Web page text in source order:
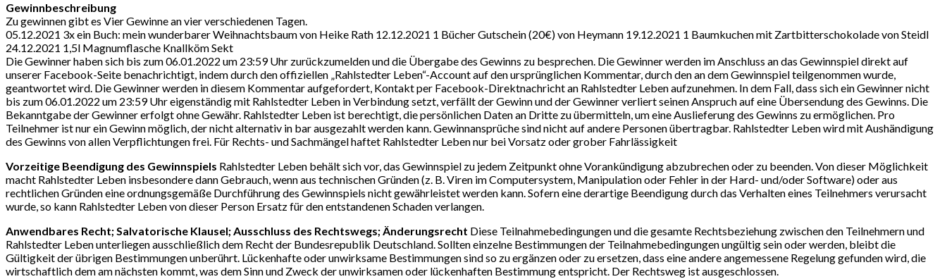
Gewinnbeschreibung
Zu gewinnen gibt es Vier Gewinne an vier verschiedenen Tagen.
05.12.2021 3x ein Buch: mein wunderbarer Weihnachtsbaum von Heike Rath 12.12.2021 1 Bücher Gutschein (20€) von Heymann 19.12.2021 1 Baumkuchen mit Zartbitterschokolade von Steidl
24.12.2021 1,5l Magnumflasche Knallköm Sekt
Die Gewinner haben sich bis zum 06.01.2022 um 23:59 Uhr zurückzumelden und die Übergabe des Gewinns zu besprechen. Die Gewinner werden im Anschluss an das Gewinnspiel direkt auf
unserer Facebook-Seite benachrichtigt, indem durch den offiziellen „Rahlstedter Leben“-Account auf den ursprünglichen Kommentar, durch den an dem Gewinnspiel teilgenommen wurde,
geantwortet wird. Die Gewinner werden in diesem Kommentar aufgefordert, Kontakt per Facebook-Direktnachricht an Rahlstedter Leben aufzunehmen. In dem Fall, dass sich ein Gewinner nicht
bis zum 06.01.2022 um 23:59 Uhr eigenständig mit Rahlstedter Leben in Verbindung setzt, verfällt der Gewinn und der Gewinner verliert seinen Anspruch auf eine Übersendung des Gewinns. Die
Bekanntgabe der Gewinner erfolgt ohne Gewähr. Rahlstedter Leben ist berechtigt, die persönlichen Daten an Dritte zu übermitteln, um eine Auslieferung des Gewinns zu ermöglichen. Pro
Teilnehmer ist nur ein Gewinn möglich, der nicht alternativ in bar ausgezahlt werden kann. Gewinnansprüche sind nicht auf andere Personen übertragbar. Rahlstedter Leben wird mit Aushändigung
des Gewinns von allen Verpflichtungen frei. Für Rechts- und Sachmängel haftet Rahlstedter Leben nur bei Vorsatz oder grober Fahrlässigkeit
Vorzeitige Beendigung des Gewinnspiels Rahlstedter Leben behält sich vor, das Gewinnspiel zu jedem Zeitpunkt ohne Vorankündigung abzubrechen oder zu beenden. Von dieser Möglichkeit
macht Rahlstedter Leben insbesondere dann Gebrauch, wenn aus technischen Gründen (z. B. Viren im Computersystem, Manipulation oder Fehler in der Hard- und/oder Software) oder aus
rechtlichen Gründen eine ordnungsgemäße Durchführung des Gewinnspiels nicht gewährleistet werden kann. Sofern eine derartige Beendigung durch das Verhalten eines Teilnehmers verursacht
wurde, so kann Rahlstedter Leben von dieser Person Ersatz für den entstandenen Schaden verlangen.
Anwendbares Recht; Salvatorische Klausel; Ausschluss des Rechtswegs; Änderungsrecht Diese Teilnahmebedingungen und die gesamte Rechtsbeziehung zwischen den Teilnehmern und
Rahlstedter Leben unterliegen ausschließlich dem Recht der Bundesrepublik Deutschland. Sollten einzelne Bestimmungen der Teilnahmebedingungen ungültig sein oder werden, bleibt die
Gültigkeit der übrigen Bestimmungen unberührt. Lückenhafte oder unwirksame Bestimmungen sind so zu ergänzen oder zu ersetzen, dass eine andere angemessene Regelung gefunden wird, die
wirtschaftlich dem am nächsten kommt, was dem Sinn und Zweck der unwirksamen oder lückenhaften Bestimmung entspricht. Der Rechtsweg ist ausgeschlossen.